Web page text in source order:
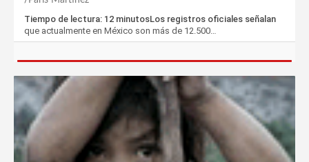
Tiempo de lectura: 12 minutosLos registros oficiales señalan
que actualmente en México son más de 12.500…